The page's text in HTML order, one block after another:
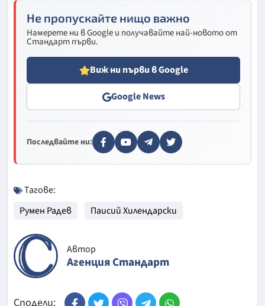
Не пропускайте нищо важно
Намерете ни в Google и получавайте най-новото от
Стандарт първи.
Виж ни първи в Google
Google News
Последвайте ни:
Тагове:
Румен Радев
Паисий Хилендарски
Автор
Агенция Стандарт
Сподели: